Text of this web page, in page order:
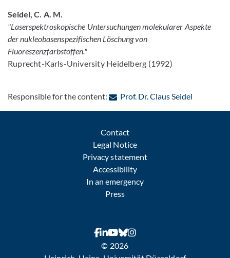
Seidel, C. A. M.
"Laserspektroskopische Untersuchungen molekularer Aspekte
der nukleobasenspezifischen Löschung von
Fluoreszenzfarbstoffen."
Ruprecht-Karls-University Heidelberg (1992)
Responsible for the content: Prof. Dr. Claus Seidel: Contact
Contact
Legal Notice
Privacy statement
Accessibility
In an emergency
Press
© 2026